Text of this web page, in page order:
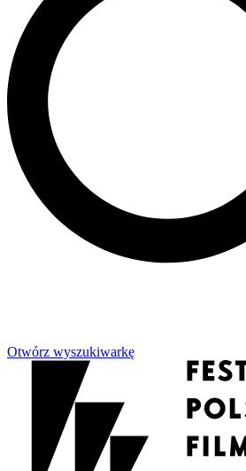
Otwórz wyszukiwarkę